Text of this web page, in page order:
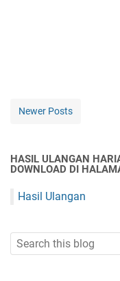
Newer Posts
HASIL ULANGAN
DOWNLOAD DI
Hasil Ulangan